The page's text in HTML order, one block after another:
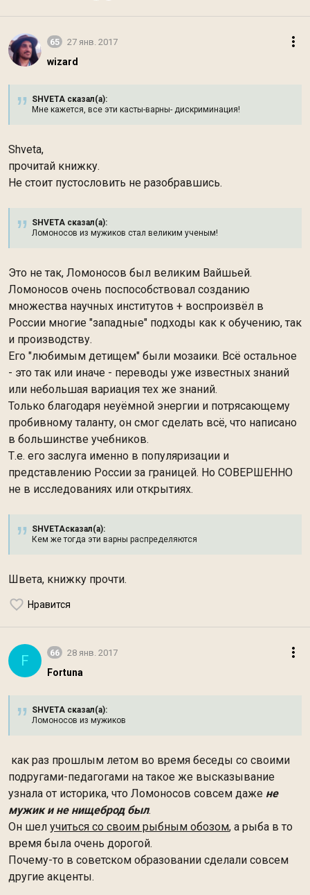
65 27 янв. 2017
wizard
SHVETA сказал(а):
Мне кажется, все эти касты-варны- дискриминация!
Shveta,
прочитай книжку.
Не стоит пустословить не разобравшись.
SHVETA сказал(а):
Ломоносов из мужиков стал великим ученым!
Это не так, Ломоносов был великим Вайшьей.
Ломоносов очень поспособствовал созданию
множества научных институтов + воспроизвёл в
России многие "западные" подходы как к обучению, так
и производству.
Его "любимым детищем" были мозаики. Всё остальное
- это так или иначе - переводы уже известных знаний
или небольшая вариация тех же знаний.
Только благодаря неуёмной энергии и потрясающему
пробивному таланту, он смог сделать всё, что написано
в большинстве учебников.
Т.е. его заслуга именно в популяризации и
представлению России за границей. Но СОВЕРШЕННО
не в исследованиях или открытиях.
SHVETAсказал(а):
Кем же тогда эти варны распределяются
Швета, книжку прочти.
Нравится
F 66 28 янв. 2017
Fortuna
SHVETA сказал(а):
Ломоносов из мужиков
как раз прошлым летом во время беседы со своими
подругами-педагогами на такое же высказывание
узнала от историка, что Ломоносов совсем даже не
мужик и не нищеброд был.
Он шел учиться со своим рыбным обозом, а рыба в то
время была очень дорогой.
Почему-то в советском образовании сделали совсем
другие акценты.